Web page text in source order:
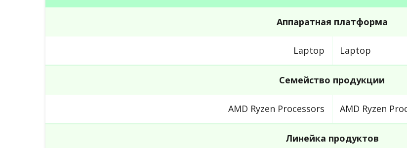
Аппаратная платформа
Laptop Laptop
Семейство продукции
AMD Ryzen Processors AMD Ryzen
Линейка продуктов